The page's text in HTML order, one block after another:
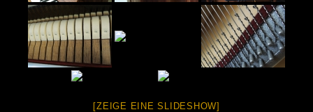
[ZEIGE EINE SLIDESHOW]